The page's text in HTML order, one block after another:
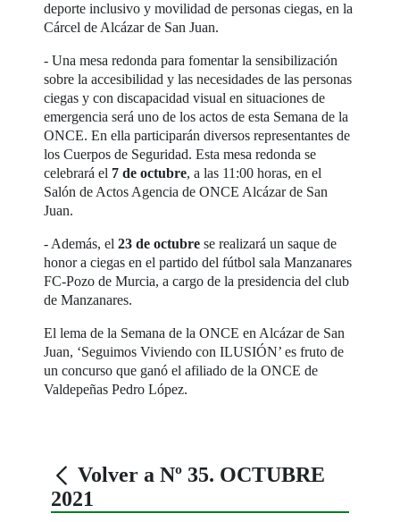
deporte inclusivo y movilidad de personas ciegas, en la
Cárcel de Alcázar de San Juan.
- Una mesa redonda para fomentar la sensibilización
sobre la accesibilidad y las necesidades de las personas
ciegas y con discapacidad visual en situaciones de
emergencia será uno de los actos de esta Semana de la
ONCE. En ella participarán diversos representantes de
los Cuerpos de Seguridad. Esta mesa redonda se
celebrará el 7 de octubre, a las 11:00 horas, en el
Salón de Actos Agencia de ONCE Alcázar de San
Juan.
- Además, el23 de octubre se realizará un saque de
honor a ciegas en el partido del fútbol sala Manzanares
FC-Pozo de Murcia, a cargo de la presidencia del club
de Manzanares.
El lema de la Semana de la ONCE en Alcázar de San
Juan, ‘Seguimos Viviendo con ILUSIÓN’ es fruto de
un concurso que ganó el afiliado de la ONCE de
Valdepeñas Pedro López.
Volver a Nº 35. OCTUBRE
2021